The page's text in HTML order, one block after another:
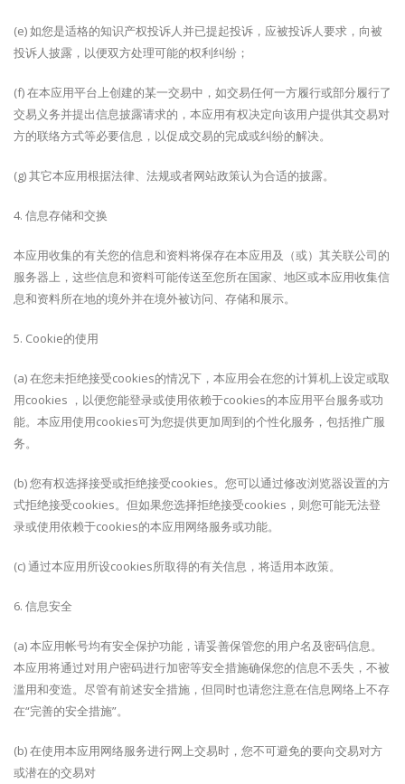
(e) 如您是适格的知识产权投诉人并已提起投诉，应被投诉人要求，向被
投诉人披露，以便双方处理可能的权利纠纷；
(f) 在本应用平台上创建的某一交易中，如交易任何一方履行或部分履行了
交易义务并提出信息披露请求的，本应用有权决定向该用户提供其交易对
方的联络方式等必要信息，以促成交易的完成或纠纷的解决。
(g) 其它本应用根据法律、法规或者网站政策认为合适的披露。
4. 信息存储和交换
本应用收集的有关您的信息和资料将保存在本应用及（或）其关联公司的
服务器上，这些信息和资料可能传送至您所在国家、地区或本应用收集信
息和资料所在地的境外并在境外被访问、存储和展示。
5. Cookie的使用
(a) 在您未拒绝接受cookies的情况下，本应用会在您的计算机上设定或取
用cookies ，以便您能登录或使用依赖于cookies的本应用平台服务或功
能。本应用使用cookies可为您提供更加周到的个性化服务，包括推广服
务。
(b) 您有权选择接受或拒绝接受cookies。您可以通过修改浏览器设置的方
式拒绝接受cookies。但如果您选择拒绝接受cookies，则您可能无法登
录或使用依赖于cookies的本应用网络服务或功能。
(c) 通过本应用所设cookies所取得的有关信息，将适用本政策。
6. 信息安全
(a) 本应用帐号均有安全保护功能，请妥善保管您的用户名及密码信息。
本应用将通过对用户密码进行加密等安全措施确保您的信息不丢失，不被
滥用和变造。尽管有前述安全措施，但同时也请您注意在信息网络上不存
在“完善的安全措施”。
(b) 在使用本应用网络服务进行网上交易时，您不可避免的要向交易对方
或潜在的交易对